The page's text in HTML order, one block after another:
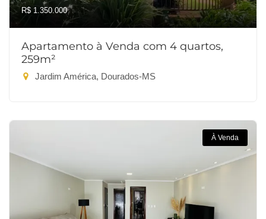
R$ 1.350.000
Apartamento à Venda com 4 quartos,
259m²
Jardim América, Dourados-MS
À Venda